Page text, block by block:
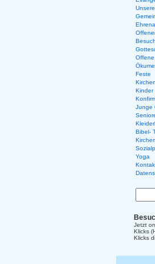
Offene
Feste
Kinder
Junge
Bibel-
Yoga
Jetzt
Klicks
Klicks